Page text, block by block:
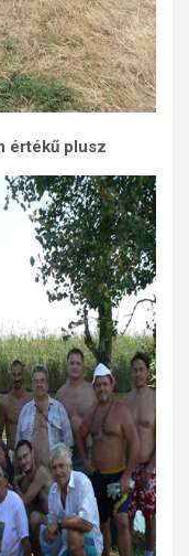
értékű plusz